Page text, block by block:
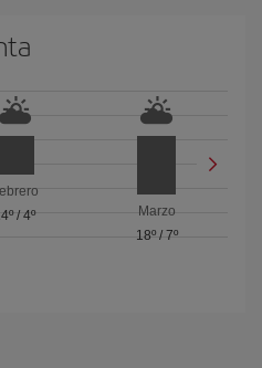
/ 4º
Marzo
18º/ 7º